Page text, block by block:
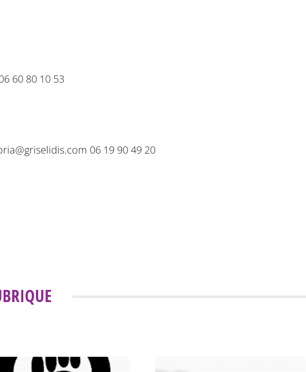
60 80 10 53
06 19 90 49 20